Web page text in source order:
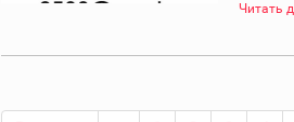
Читать